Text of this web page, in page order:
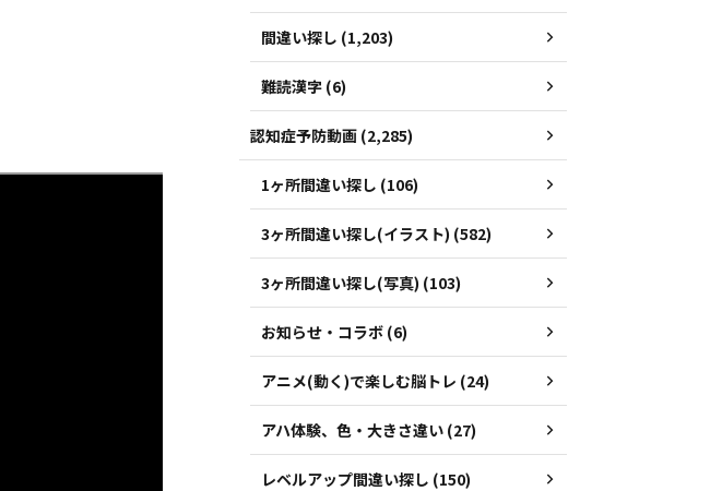
間違い探し (1,203)
難読漢字 (6)
認知症予防動画 (2,285)
1ヶ所間違い探し (106)
3ヶ所間違い探し(イラスト) (582)
3ヶ所間違い探し(写真) (103)
お知らせ・コラボ (6)
アニメ(動く)で楽しむ脳トレ (24)
アハ体験、色・大きさ違い (27)
レベルアップ間違い探し (150)